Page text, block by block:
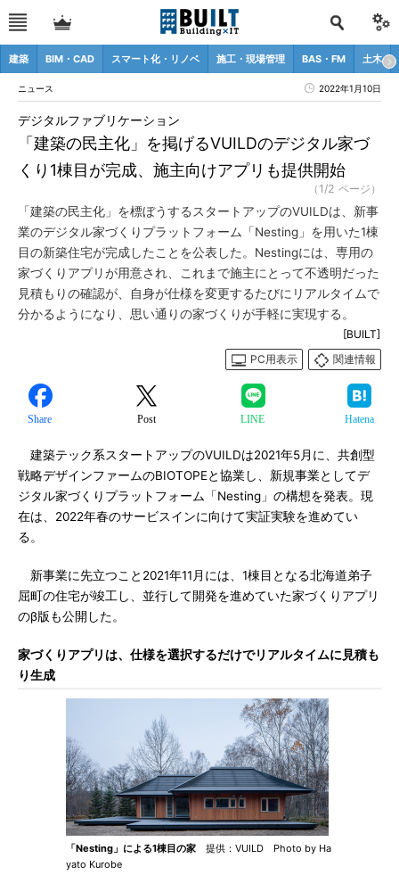
建築 BIM・CAD スマート化・リノベ 施工・現場管理 BAS・FM 土木
ニュース 2022年1月10日
「建築の民主化」を掲げるVUILDのデジタル家づ
くり1棟目が完成、施主向けアプリも提供開始
デジタルファブリケーション
（1/2 ページ）
「建築の民主化」を標ぼうするスタートアップのVUILDは、新事
業のデジタル家づくりプラットフォーム「Nesting」を用いた1棟
目の新築住宅が完成したことを公表した。Nestingには、専用の
家づくりアプリが用意され、これまで施主にとって不透明だった
見積もりの確認が、自身が仕様を変更するたびにリアルタイムで
分かるようになり、思い通りの家づくりが手軽に実現する。
[BUILT]
PC用表示
関連情報
Share Post LINE Hatena
建築テック系スタートアップのVUILDは2021年5月に、共創型
戦略デザインファームのBIOTOPEと協業し、新規事業としてデ
ジタル家づくりプラットフォーム「Nesting」の構想を発表。現
在は、2022年春のサービスインに向けて実証実験を進めてい
る。
新事業に先立つこと2021年11月には、1棟目となる北海道弟子
屈町の住宅が竣工し、並行して開発を進めていた家づくりアプリ
のβ版も公開した。
家づくりアプリは、仕様を選択するだけでリアルタイムに見積も
り生成
「Nesting」による1棟目の家 提供：VUILD Photo by Ha
yato Kurobe